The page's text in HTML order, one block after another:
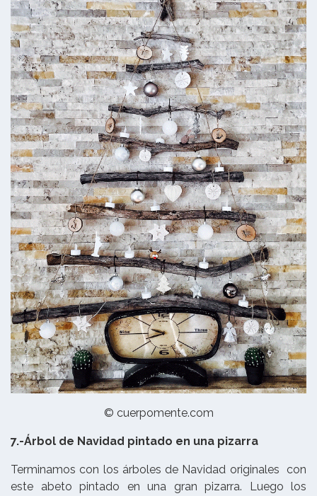
© cuerpomente.com
7.-Árbol de Navidad pintado en una pizarra
Terminamos con los árboles de Navidad originales con
este abeto pintado en una gran pizarra. Luego los